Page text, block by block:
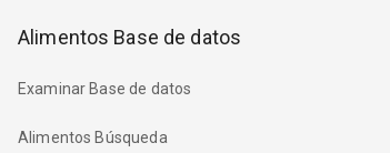
Alimentos Base de datos
Examinar Base de datos
Alimentos Búsqueda